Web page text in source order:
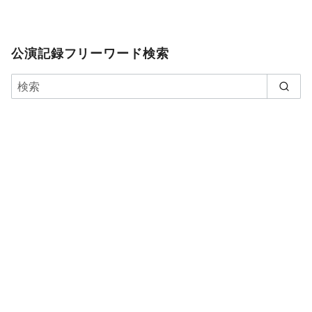
公演記録フリーワード検索